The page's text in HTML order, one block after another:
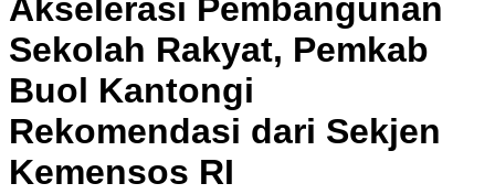
Akselerasi Pembangunan
Sekolah Rakyat, Pemkab
Buol Kantongi
Rekomendasi dari Sekjen
Kemensos RI